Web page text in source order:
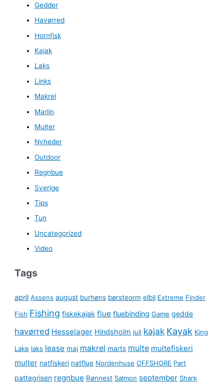
Gedder
Havørred
Hornfisk
Kajak
Laks
Links
Makrel
Marlin
Multer
Nyheder
Outdoor
Regnbue
Sverige
Tips
Tun
Uncategorized
Video
Tags
april Assens august burhøns børsteorm elbil Extreme Finder
Fish Fishing fiskekajak flue fluebinding Game gedde
havørred Hesselager Hindsholm juli kajak Kayak King
Lake laks lease maj makrel marts multe multefiskeri
multer natfiskeri natflue Nordenhuse OFFSHORE Part
pattegrisen regnbue Rønnest Salmon september Shark